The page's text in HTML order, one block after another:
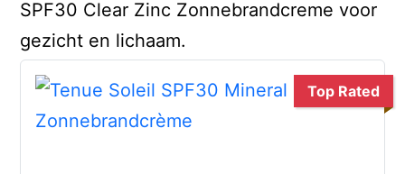
SPF30 Clear Zinc Zonnebrandcreme voor
gezicht en lichaam.
Top Rated